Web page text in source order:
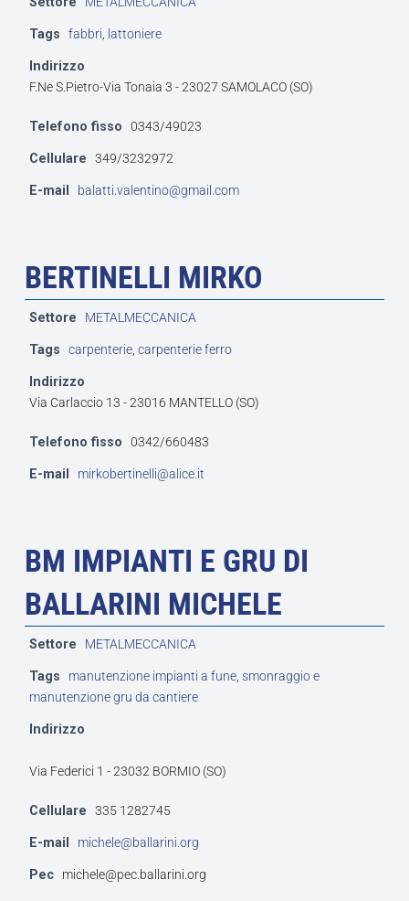
Tags fabbri, lattoniere
Indirizzo
F.Ne S.Pietro-Via Tonaia 3 - 23027 SAMOLACO (SO)
Telefono fisso 0343/49023
Cellulare 349/3232972
E-mail balatti.valentino@gmail.com
BERTINELLI MIRKO
Settore METALMECCANICA
Tags carpenterie, carpenterie ferro
Indirizzo
Via Carlaccio 13 - 23016 MANTELLO (SO)
Telefono fisso 0342/660483
E-mail mirkobertinelli@alice.it
BM IMPIANTI E GRU DI
BALLARINI MICHELE
Settore METALMECCANICA
Tags manutenzione impianti a fune, smonraggio e
manutenzione gru da cantiere
Indirizzo
Via Federici 1 - 23032 BORMIO (SO)
Cellulare 335 1282745
E-mail michele@ballarini.org
Pec michele@pec.ballarini.org